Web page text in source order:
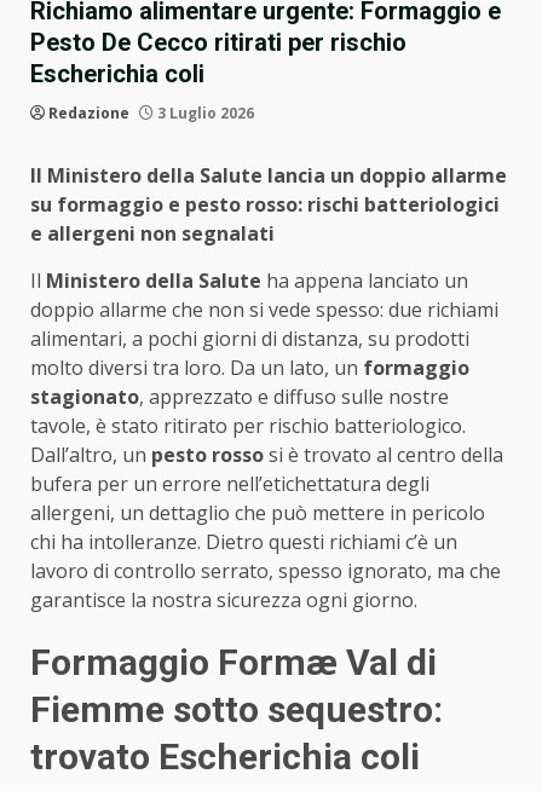
Richiamo alimentare urgente: Formaggio e
Pesto De Cecco ritirati per rischio
Escherichia coli
Redazione 3 Luglio 2026
Il Ministero della Salute lancia un doppio allarme
su formaggio e pesto rosso: rischi batteriologici
e allergeni non segnalati
Il Ministero della Salute ha appena lanciato un
doppio allarme che non si vede spesso: due richiami
alimentari, a pochi giorni di distanza, su prodotti
molto diversi tra loro. Da un lato, un formaggio
stagionato, apprezzato e diffuso sulle nostre
tavole, è stato ritirato per rischio batteriologico.
Dall’altro, un pesto rossosi è trovato al centro della
bufera per un errore nell’etichettatura degli
allergeni, un dettaglio che può mettere in pericolo
chi ha intolleranze. Dietro questi richiami c’è un
lavoro di controllo serrato, spesso ignorato, ma che
garantisce la nostra sicurezza ogni giorno.
Formaggio Formæ Val di
Fiemme sotto sequestro:
trovato Escherichia coli